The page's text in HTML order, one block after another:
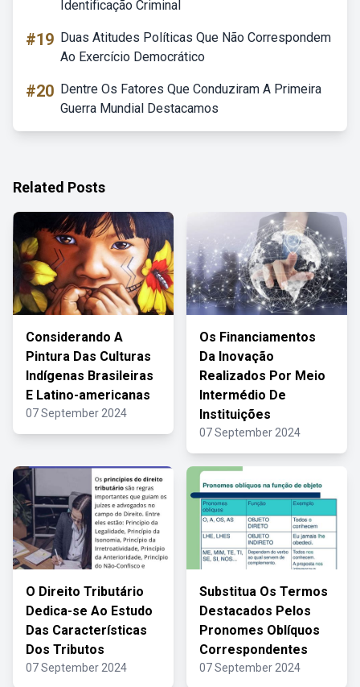
Identificação Criminal
#19 Duas Atitudes Políticas Que Não Correspondem
Ao Exercício Democrático
#20 Dentre Os Fatores Que Conduziram A Primeira
Guerra Mundial Destacamos
Related Posts
Considerando A
Pintura Das Culturas
Indígenas Brasileiras
E Latino-americanas
07 September 2024
Os Financiamentos
Da Inovação
Realizados Por Meio
Intermédio De
Instituições
07 September 2024
O Direito Tributário
Dedica-se Ao Estudo
Das Características
Dos Tributos
07 September 2024
Substitua Os Termos
Destacados Pelos
Pronomes Oblíquos
Correspondentes
07 September 2024